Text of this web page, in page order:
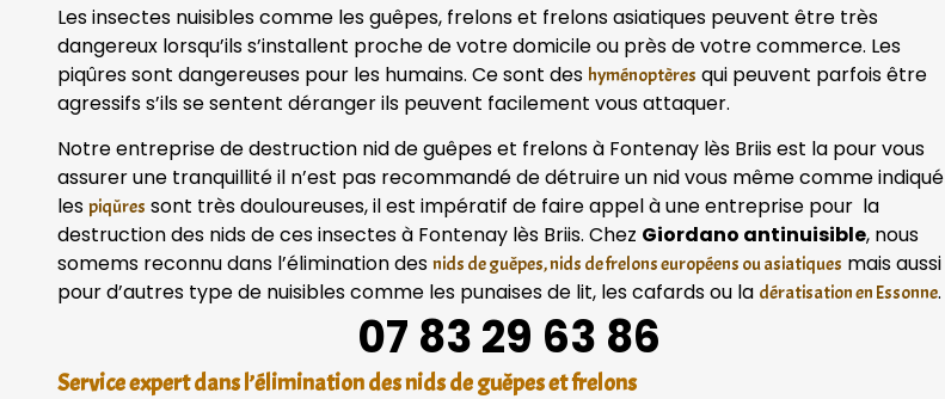
Les insectes nuisibles comme les guêpes, frelons et frelons asiatiques peuvent être très
dangereux lorsqu’ils s’installent proche de votre domicile ou près de votre commerce. Les
piqûres sont dangereuses pour les humains. Ce sont des hyménoptères qui peuvent parfois être
agressifs s’ils se sentent déranger ils peuvent facilement vous attaquer.
Notre entreprise de destruction nid de guêpes et frelons à Fontenay lès Briis est la pour vous
assurer une tranquillité il n’est pas recommandé de détruire un nid vous même comme indiqué
les piqûres sont très douloureuses, il est impératif de faire appel à une entreprise pour la
destruction des nids de ces insectes à Fontenay lès Briis. Chez Giordano antinuisible, nous
somems reconnu dans l’élimination des nids de guêpes, nids de frelons européens ou asiatiques mais aussi
pour d’autres type de nuisibles comme les punaises de lit, les cafards ou la dératisation en Essonne.
07 83 29 63 86
Service expert dans l’élimination des nids de guêpes et frelons